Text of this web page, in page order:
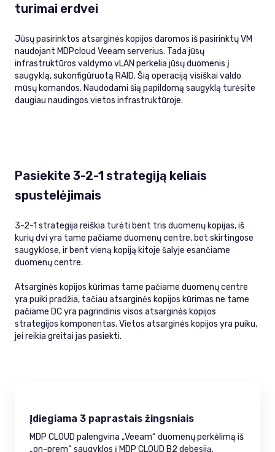
turimai erdvei
Jūsų pasirinktos atsarginės kopijos daromos iš pasirinktų VM
naudojant MDPcloud Veeam serverius. Tada jūsų
infrastruktūros valdymo vLAN perkelia jūsų duomenis į
saugyklą, sukonfigūruotą RAID. Šią operaciją visiškai valdo
mūsų komandos. Naudodami šią papildomą saugyklą turėsite
daugiau naudingos vietos infrastruktūroje.
Pasiekite 3-2-1 strategiją keliais
spustelėjimais
3-2-1 strategija reiškia turėti bent tris duomenų kopijas, iš
kurių dvi yra tame pačiame duomenų centre, bet skirtingose
saugyklose, ir bent vieną kopiją kitoje šalyje esančiame
duomenų centre.
Atsarginės kopijos kūrimas tame pačiame duomenų centre
yra puiki pradžia, tačiau atsarginės kopijos kūrimas ne tame
pačiame DC yra pagrindinis visos atsarginės kopijos
strategijos komponentas. Vietos atsarginės kopijos yra puiku,
jei reikia greitai jas pasiekti.
Įdiegiama 3 paprastais žingsniais
MDP CLOUD palengvina „Veeam“ duomenų perkėlimą iš
„on-prem“ saugyklos į MDP CLOUD B2 debesiją.